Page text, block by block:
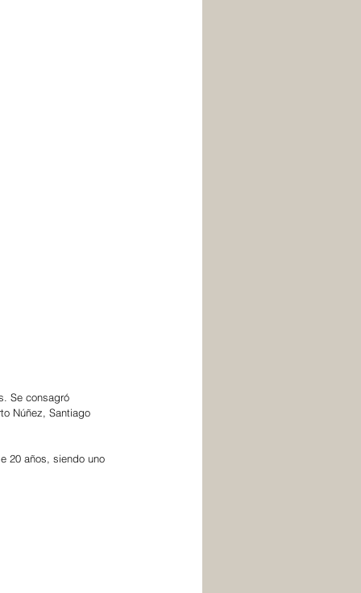
Se consagró
Núñez, Santiago
20 años, siendo uno